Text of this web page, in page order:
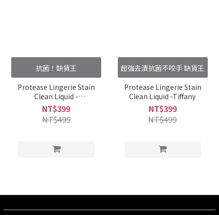
抗菌！缺貨王
Protease Lingerie Stain
Clean Liquid -
Tenderness
NT$399
NT$499
超強去漬抗菌不咬手 缺貨王
Protease Lingerie Stain
Clean Liquid -Tiffany
NT$399
NT$499